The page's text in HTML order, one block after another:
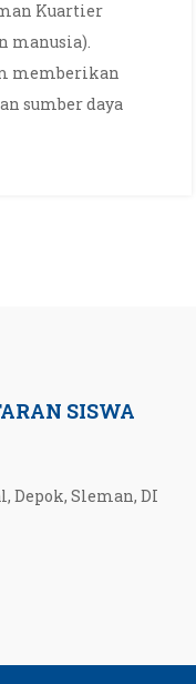
Kuartier
manusia).
memberikan
sumber daya
SISWA
Depok, Sleman, DI